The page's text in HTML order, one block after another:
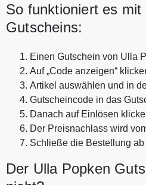
So funktioniert es
Gutscheins:
Einen Gutschein von Ulla
Auf „Code anzeigen“
Artikel auswählen und in
Gutscheincode in das
Danach auf Einlösen
Der Preisnachlass wird
Schließe die Bestellung ab
Der Ulla Popken